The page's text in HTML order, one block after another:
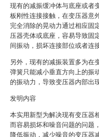
现有的减振缓冲体与底座或者
板刚性连接接触，在变压器意
完全消除的晃动力通过相应固
压器壳体或底座，容易导致固
间振动，损坏连接部位或者连
另外，现有的减振装置多为在
弹簧只能减小垂直方向上的振
的振动力，导致变压器内部出
发明内容
本实用新型为解决现有变压器
而容易损坏和噪音问题的问题
降低振动，减少噪音的变压器